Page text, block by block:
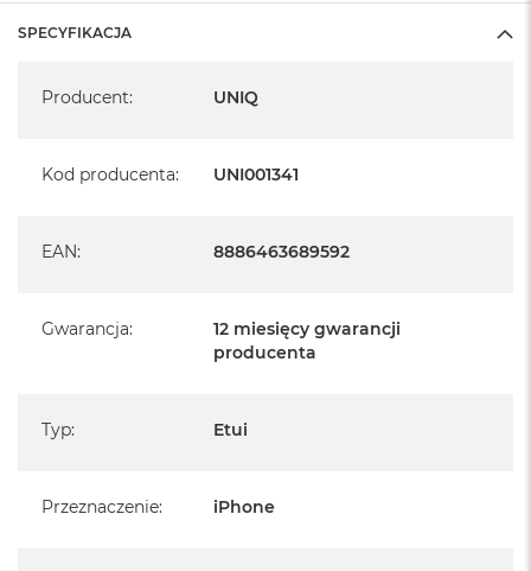
pomocą magnesu MagClick™
Odporność na zarysowania 5H z 360-stopniowym
Wytrzymały, błyszczący tył zapewniający zwiększoną
560.6) z testem upadku z wysokości do 13 stóp/4 metrów
SPECYFIKACJA
Producent: UNIQ
Kod producenta: UNI001341
EAN: 8886463689592
Gwarancja:
12 miesięcy gwarancji
producenta
Typ: Etui
Przeznaczenie: iPhone